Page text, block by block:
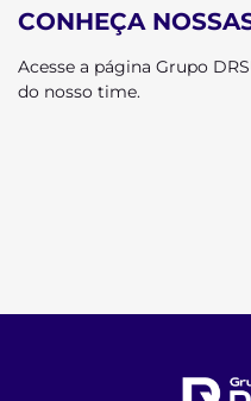
CONHEÇA
Acesse a página Grupo
do nosso time.